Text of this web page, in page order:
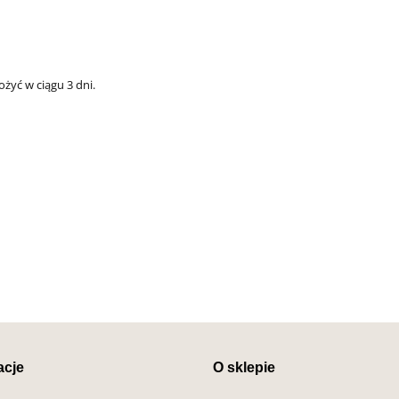
w ciągu 3 dni.
O sklepie